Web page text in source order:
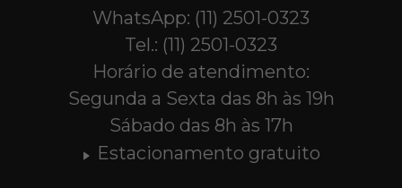
WhatsApp: (11) 2501-0323
Tel.: (11) 2501-0323
Horário de atendimento:
Segunda a Sexta das 8h às 19h
Sábado das 8h às 17h
Estacionamento gratuito